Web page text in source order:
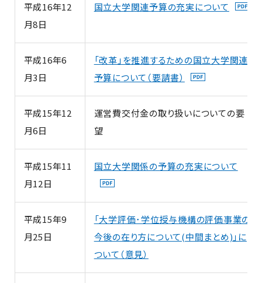
平成16年12
月8日
国立大学関連予算の充実について
平成16年6
月3日
「改革」を推進するための国立大学関連
予算について（要請書）
平成15年12
月6日
運営費交付金の取り扱いについての要
望
平成15年11
月12日
国立大学関係の予算の充実について
平成15年9
月25日
「大学評価･学位授与機構の評価事業の
今後の在り方について(中間まとめ)」に
ついて（意見）